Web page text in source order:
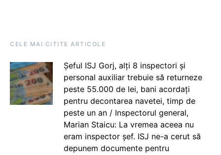
CELE MAI CITITE ARTICOLE
Șeful ISJ Gorj, alți 8 inspectori și
personal auxiliar trebuie să returneze
peste 55.000 de lei, bani acordați
pentru decontarea navetei, timp de
peste un an / Inspectorul general,
Marian Staicu: La vremea aceea nu
eram inspector șef. ISJ ne-a cerut să
depunem documente pentru